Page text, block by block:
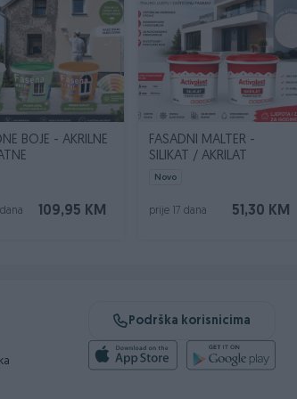
BOJE - AKRILNE
109,95 KM
FASADNI MALTER -
SILIKAT / AKRILAT
Novo
51,30 KM
prije 17 dana
Podrška korisnicima